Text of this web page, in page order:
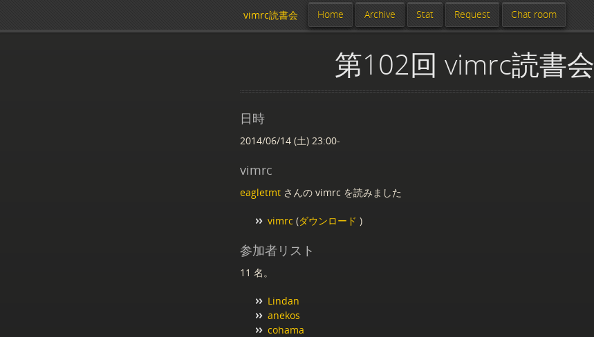
vimrc読書会 Home Archive Stat Request Chat room
第102回 vimrc読書会
日時
2014/06/14 (土) 23:00-
vimrc
eagletmt さんの vimrc を読みました
vimrc (ダウンロード )
参加者リスト
11 名。
Lindan
anekos
cohama